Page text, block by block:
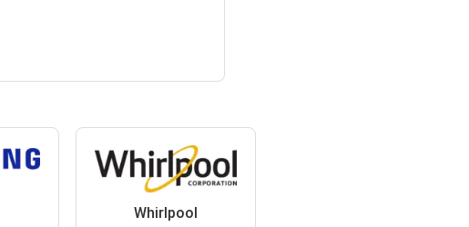
Whirlpool